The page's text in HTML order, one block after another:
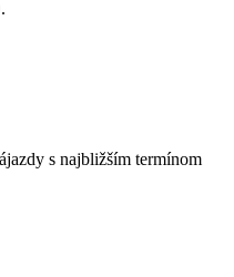
s najbližším termínom